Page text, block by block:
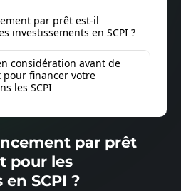
par prêt est-il
investissements en SCPI ?
considération avant de
financer votre
les SCPI
par prêt
pour les
SCPI ?